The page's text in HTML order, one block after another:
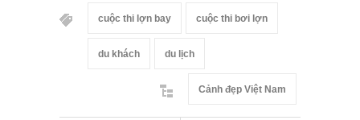
cuộc thi lợn bay cuộc thi bơi lợn
du khách du lịch
Cảnh đẹp Việt Nam